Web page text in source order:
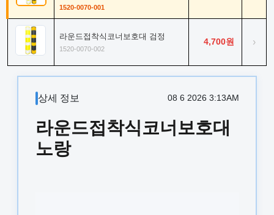
1520-0070-001
라운드접착식코너보호대 검정
1520-0070-002
4,700원 ›
상세 정보 08 6 2026 3:13AM
라운드접착식코너보호대
노랑